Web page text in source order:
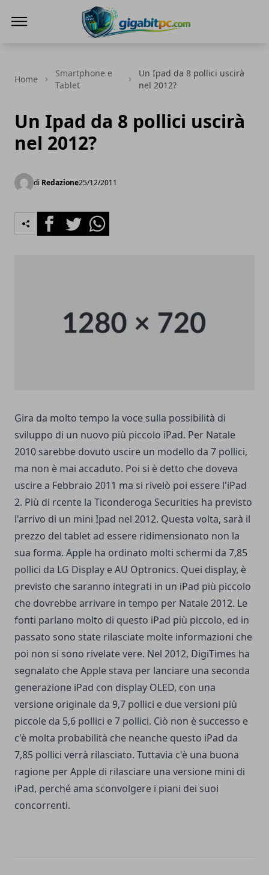
Home
Smartphone e
Tablet
Un Ipad da 8 pollici uscirà
nel 2012?
Un Ipad da 8 pollici uscirà
nel 2012?
di Redazione25/12/2011
FacebookTwitterWhatsapp
Gira da molto tempo la voce sulla possibilità di
sviluppo di un nuovo più piccolo iPad. Per Natale
2010 sarebbe dovuto uscire un modello da 7 pollici,
ma non è mai accaduto. Poi si è detto che doveva
uscire a Febbraio 2011 ma si rivelò poi essere l'iPad
2. Più di rcente la Ticonderoga Securities ha previsto
l'arrivo di un mini Ipad nel 2012. Questa volta, sarà il
prezzo del tablet ad essere ridimensionato non la
sua forma. Apple ha ordinato molti schermi da 7,85
pollici da LG Display e AU Optronics. Quei display, è
previsto che saranno integrati in un iPad più piccolo
che dovrebbe arrivare in tempo per Natale 2012. Le
fonti parlano molto di questo iPad più piccolo, ed in
passato sono state rilasciate molte informazioni che
poi non si sono rivelate vere. Nel 2012, DigiTimes ha
segnalato che Apple stava per lanciare una seconda
generazione iPad con display OLED, con una
versione originale da 9,7 pollici e due versioni più
piccole da 5,6 pollici e 7 pollici. Ciò non è successo e
c'è molta probabilità che neanche questo iPad da
7,85 pollici verrà rilasciato. Tuttavia c'è una buona
ragione per Apple di rilasciare una versione mini di
iPad, perché ama sconvolgere i piani dei suoi
concorrenti.